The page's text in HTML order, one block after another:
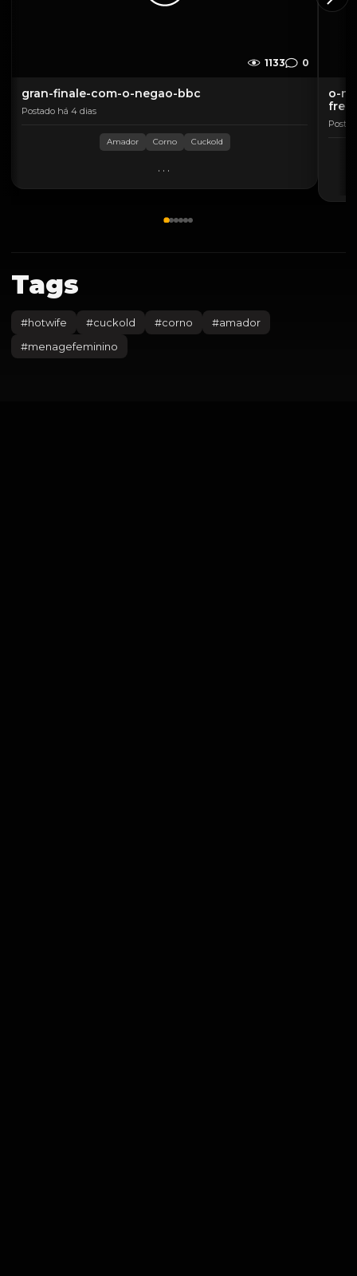
1133 0
gran-finale-com-o-negao-bbc
Postado há 4 dias
Amador Corno Cuckold
...
o-
Tags
#hotwife #cuckold #corno #amador
#menagefeminino